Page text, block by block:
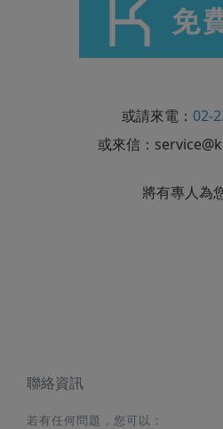
或請來電： 02-
或來信：
將有專人為
聯絡資訊
若有任何問題，您可以：